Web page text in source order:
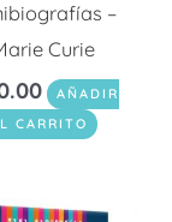
–
Curie
AÑADIR
CARRITO